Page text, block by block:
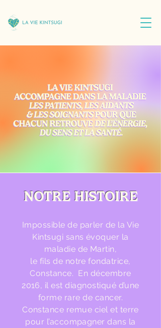
NOTRE HISTOIRE
Impossible de parler de la Vie
Kintsugi sans évoquer la
maladie de Martin,
le fils de notre fondatrice,
Constance. En décembre
2016, il est diagnostiqué d’une
forme rare de cancer.
Constance remue ciel et terre
pour l’accompagner dans la